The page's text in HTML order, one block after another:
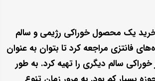
یک محصول خوراکی رژیمی و سالم
فانتزی مراجعه کرد تا بتوان به عنوان
سالم دیگری را تهیه کرد. به طور